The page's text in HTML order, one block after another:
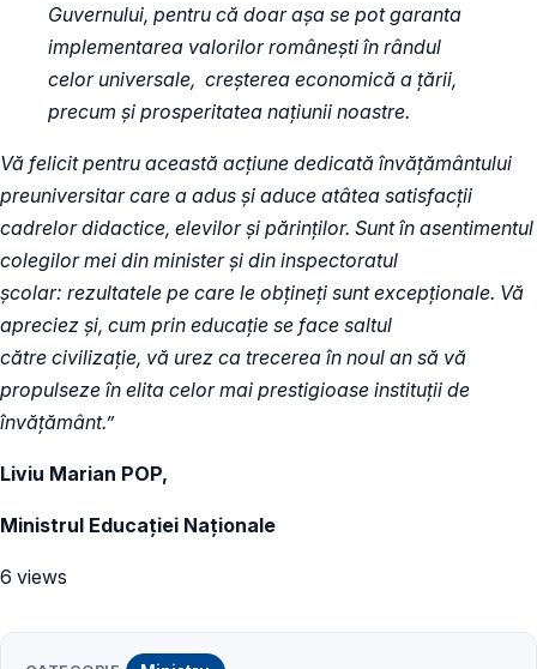
Guvernului, pentru că doar așa se pot garanta
implementarea valorilor românești în rândul
celor universale, creșterea economică a țării,
precum și prosperitatea națiunii noastre.
Vă felicit pentru această acțiune dedicată învățământului
preuniversitar care a adus și aduce atâtea satisfacții
cadrelor didactice, elevilor și părinților. Sunt în asentimentul
colegilor mei din minister și din inspectoratul
școlar: rezultatele pe care le obțineți sunt excepționale. Vă
apreciez și, cum prin educație se face saltul
către civilizație, vă urez ca trecerea în noul an să vă
propulseze în elita celor mai prestigioase instituții de
învățământ.”
Liviu Marian POP,
Ministrul Educației Naționale
6 views